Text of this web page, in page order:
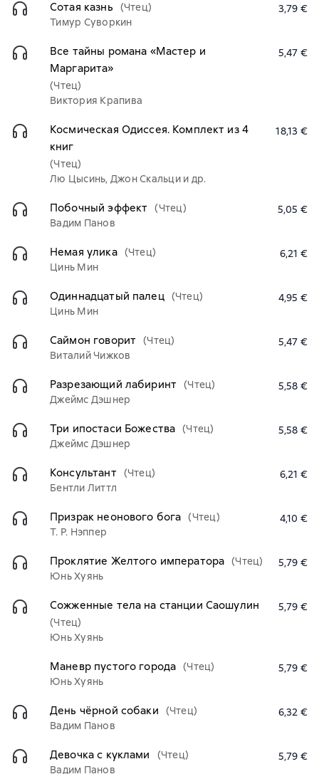
Сотая казнь
(Чтец)
Тимур Суворкин
3,79 €
Все тайны романа «Мастер и
Маргарита»
(Чтец)
Виктория Крапива
5,47 €
Космическая Одиссея. Комплект из 4
книг
(Чтец)
Лю Цысинь, Джон Скальци и др.
18,13 €
Побочный эффект (Чтец)
Вадим Панов
5,05 €
Немая улика (Чтец)
Цинь Мин
6,21 €
Одиннадцатый палец (Чтец)
Цинь Мин
4,95 €
Саймон говорит (Чтец)
Виталий Чижков
5,47 €
Разрезающий лабиринт (Чтец)
Джеймс Дэшнер
5,58 €
Три ипостаси Божества (Чтец)
Джеймс Дэшнер
5,58 €
Консультант (Чтец)
Бентли Литтл
6,21 €
Призрак неонового бога (Чтец)
Т. Р. Нэппер
4,10 €
Проклятие Желтого императора (Чтец)
Юнь Хуянь
5,79 €
Сожженные тела на станции Саошулин
(Чтец)
Юнь Хуянь
5,79 €
Маневр пустого города (Чтец)
Юнь Хуянь
5,79 €
День чёрной собаки
(Чтец)
Вадим Панов
6,32 €
Девочка с куклами
(Чтец)
Вадим Панов
5,79 €